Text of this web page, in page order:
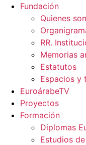
Fundación
Quienes
RR.
Memorias
Estatutos
Espacios y
EuroárabeTV
Proyectos
Formación
Diplomas
Estudios